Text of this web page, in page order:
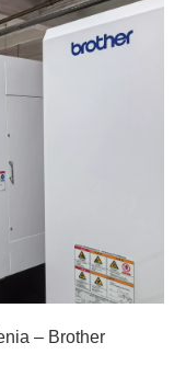
– Brother